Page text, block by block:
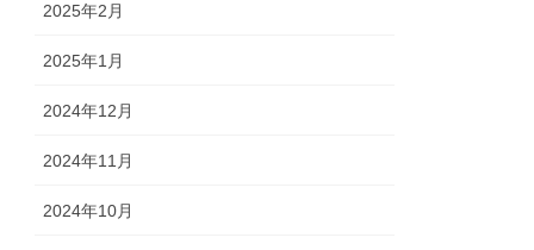
2025年2月
2025年1月
2024年12月
2024年11月
2024年10月